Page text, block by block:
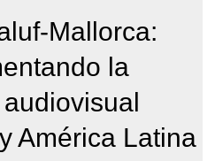
Mallorca:
la
América Latina